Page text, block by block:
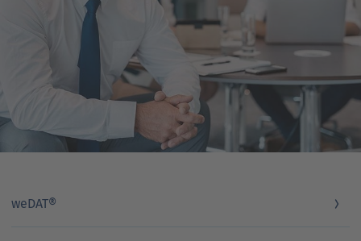
weDAT®